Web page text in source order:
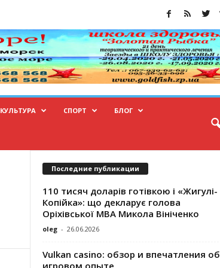
КУЛЬТУРА СПОРТ БЛОГ
Последние публикации
110 тисяч доларів готівкою і «Жигулі-
Копійка»: що декларує голова
Оріхівської МВА Микола Вініченко
oleg - 26.06.2026
Vulkan casino: обзор и впечатления об
игровом опыте